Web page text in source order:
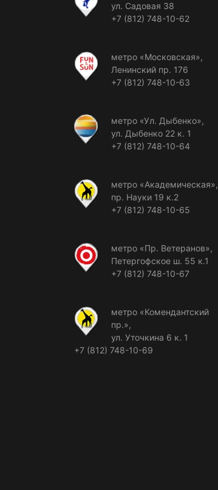
ул. Садовая 38
+7 (812) 748-10-62
метро «Московская»,
Ленинский пр. 176
+7 (812) 748-10-63
метро «Ул. Дыбенко»,
ул. Дыбенко 22 к. 1
+7 (812) 748-10-64
метро «Академическая»,
пр. Науки 19 к.2
+7 (812) 748-10-65
метро «Пр. Ветеранов»,
Петергофское ш. 55 к.1
+7 (812) 748-10-67
метро «Комендантский
пр.»,
ул. Уточкина 6 к. 1
+7 (812) 748-10-69